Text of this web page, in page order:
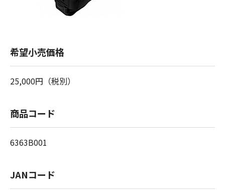
希望小売価格
25,000円（税別）
商品コード
6363B001
JANコード